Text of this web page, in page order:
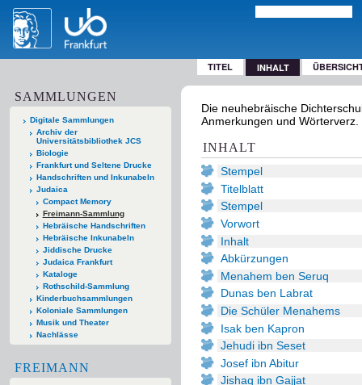
TITEL INHALT
SAMMLUNGEN
Digitale Sammlungen
Archiv der
Universitätsbibliothek JCS
Biologie
Frankfurt und Seltene Drucke
Handschriften und Inkunabeln
Judaica
Compact Memory
Freimann-Sammlung
Hebräische Handschriften
Hebräische Inkunabeln
Jiddische Drucke
Judaica Frankfurt
Kataloge
Rothschild-Sammlung
Kinderbuchsammlungen
Koloniale Sammlungen
Musik und Theater
Nachlässe
FREIMANN
Die neuhebräische
Anmerkungen und
INHALT
Stempel
Titelblatt
Stempel
Vorwort
Inhalt
Abkürzungen
Menahem ben Seruq
Dunas ben Labrat
Die Schüler Menahems
Isak ben Kapron
Jehudi ibn Seset
Josef ibn Abitur
Jishaq ibn Gajjat